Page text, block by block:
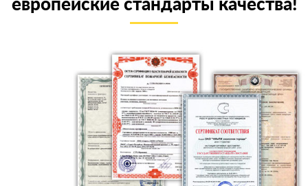
европейские стандарты качества!